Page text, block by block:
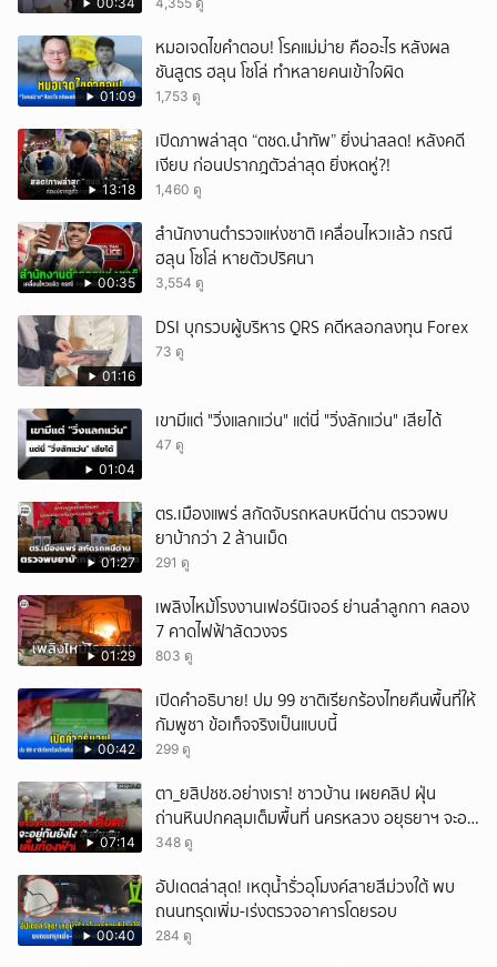
01:09
หมอเจดไขคำตอบ! โรคแม่ม่าย คืออะไร หลังผล
ชันสูตร ฮลุน โซโล่ ทำหลายคนเข้าใจผิด
1,753 ดู
13:18
เปิดภาพล่าสุด “ตชด.นำทัพ” ยิ่งน่าสลด! หลังคดี
เงียบ ก่อนปรากฎตัวล่าสุด ยิ่งหดหู่?!
1,460 ดู
00:35
สำนักงานตำรวจแห่งชาติ เคลื่อนไหวเเล้ว กรณี
ฮลุน โซโล่ หายตัวปริศนา
3,554 ดู
01:16
DSI บุกรวบผู้บริหาร QRS คดีหลอกลงทุน Forex
73 ดู
01:04
เขามีแต่ "วิ่งแลกแว่น" แต่นี่ "วิ่งลักแว่น" เสียได้
47 ดู
01:27
ตร.เมืองแพร่ สกัดจับรถหลบหนีด่าน ตรวจพบ
ยาบ้ากว่า 2 ล้านเม็ด
291 ดู
01:29
เพลิงไหม้โรงงานเฟอร์นิเจอร์ ย่านลำลูกกา คลอง
7 คาดไฟฟ้าลัดวงจร
803 ดู
00:42
เปิดคำอธิบาย! ปม 99 ชาติเรียกร้องไทยคืนพื้นที่ให้
กัมพูชา ข้อเท็จจริงเป็นแบบนี้
299 ดู
07:14
ตา_ยสิปชช.อย่างเรา! ชาวบ้าน เผยคลิป ฝุ่น
ถ่านหินปกคลุมเต็มพื้นที่ นครหลวง อยุธยาฯ จะอยู่
กันยังไง
348 ดู
00:40
อัปเดตล่าสุด! เหตุน้ำรั่วอุโมงค์สายสีม่วงใต้ พบ
ถนนทรุดเพิ่ม-เร่งตรวจอาคารโดยรอบ
284 ดู